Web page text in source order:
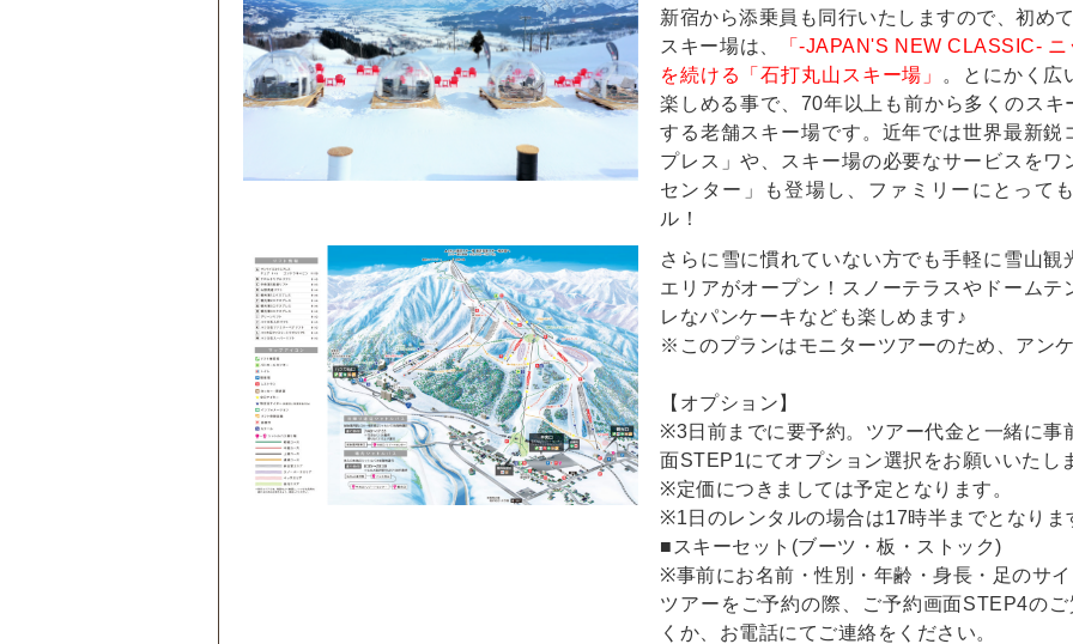
新宿から添乗員も同行いたしますので、初め
スキー場は、
「-JAPAN'S NEW CLASSIC-
を続ける「石打丸山スキー場」
。とにかく広
楽しめる事で、70年以上も前から多くのス
する老舗スキー場です。近年では世界最新
プレス」や、スキー場の必要なサービスを
センター」も登場し、ファミリーにとって
ル！
さらに雪に慣れていない方でも手軽に雪山
エリアがオープン！スノーテラスやドーム
レなパンケーキなども楽しめます♪
※このプランはモニターツアーのため、アン
【オプション】
※3日前までに要予約。ツアー代金と一緒に事
面STEP1にてオプション選択をお願いいたし
※定価につきましては予定となります。
※1日のレンタルの場合は17時半までとなりま
■スキーセット(ブーツ・板・ストック)
※事前にお名前・性別・年齢・身長・足のサ
ツアーをご予約の際、ご予約画面STEP4の
くか、お電話にてご連絡をください。